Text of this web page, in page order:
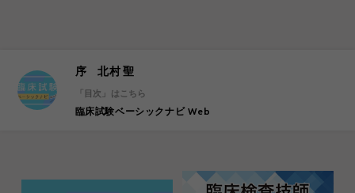
序 北村 聖
「目次」はこちら
臨床試験ベーシックナビ Web